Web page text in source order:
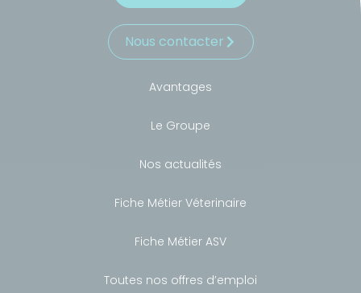
Nous contacter
Avantages
Le Groupe
Nos actualités
Fiche Métier Véterinaire
Fiche Métier ASV
Toutes nos offres d’emploi